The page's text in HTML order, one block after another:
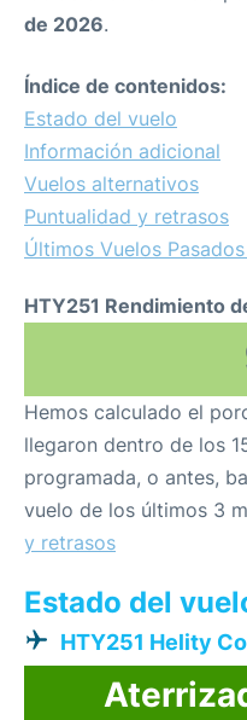
de 2026.
Índice de contenidos:
Estado del vuelo
Información adicional
Vuelos alternativos
Puntualidad y retrasos
Últimos Vuelos
HTY251 Rendimiento
Hemos calculado el
llegaron dentro de los
programada, o antes,
vuelo de los últimos 3
y retrasos
Estado del
HTY251 Helity